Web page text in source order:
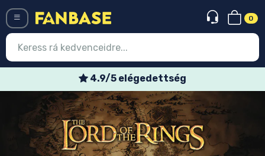
0
4.9/5 elégedettség
Belépés Regisztráció
Legújabb cuccok